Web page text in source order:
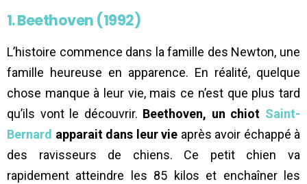
1. Beethoven (1992)
L’histoire commence dans la famille des Newton, une
famille heureuse en apparence. En réalité, quelque
chose manque à leur vie, mais ce n’est que plus tard
qu’ils vont le découvrir. Beethoven, un chiot Saint-
Bernard apparait dans leur vie après avoir échappé à
des ravisseurs de chiens. Ce petit chien va
rapidement atteindre les 85 kilos et enchaîner les